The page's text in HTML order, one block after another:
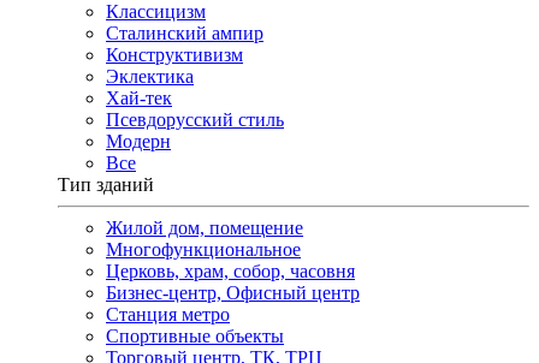
Классицизм
Сталинский ампир
Конструктивизм
Эклектика
Хай-тек
Псевдорусский стиль
Модерн
Все
Тип зданий
Жилой дом, помещение
Многофункциональное
Церковь, храм, собор, часовня
Бизнес-центр, Офисный центр
Станция метро
Спортивные объекты
Торговый центр, ТК, ТРЦ